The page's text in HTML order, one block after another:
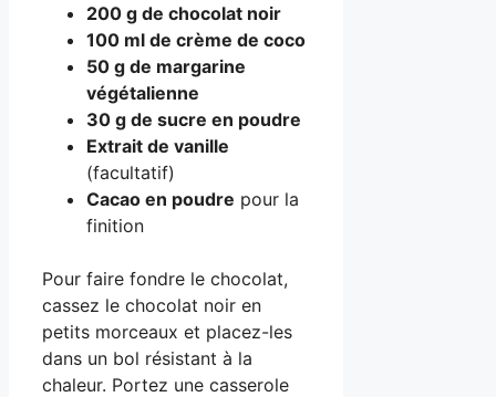
200 g de chocolat noir
100 ml de crème de coco
50 g de margarine
végétalienne
30 g de sucre en poudre
Extrait de vanille
(facultatif)
Cacao en poudre pour la
finition
Pour faire fondre le chocolat,
cassez le chocolat noir en
petits morceaux et placez-les
dans un bol résistant à la
chaleur. Portez une casserole